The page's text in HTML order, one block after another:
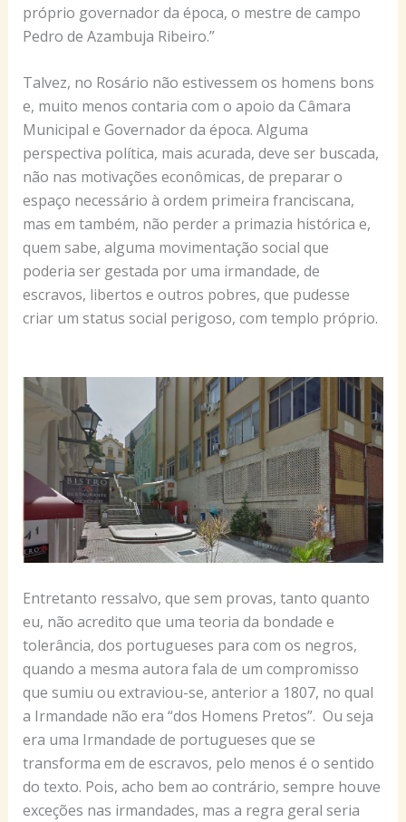
próprio governador da época, o mestre de campo
Pedro de Azambuja Ribeiro.”
Talvez, no Rosário não estivessem os homens bons
e, muito menos contaria com o apoio da Câmara
Municipal e Governador da época. Alguma
perspectiva política, mais acurada, deve ser buscada,
não nas motivações econômicas, de preparar o
espaço necessário à ordem primeira franciscana,
mas em também, não perder a primazia histórica e,
quem sabe, alguma movimentação social que
poderia ser gestada por uma irmandade, de
escravos, libertos e outros pobres, que pudesse
criar um status social perigoso, com templo próprio.
Entretanto ressalvo, que sem provas, tanto quanto
eu, não acredito que uma teoria da bondade e
tolerância, dos portugueses para com os negros,
quando a mesma autora fala de um compromisso
que sumiu ou extraviou-se, anterior a 1807, no qual
a Irmandade não era “dos Homens Pretos”. Ou seja
era uma Irmandade de portugueses que se
transforma em de escravos, pelo menos é o sentido
do texto. Pois, acho bem ao contrário, sempre houve
exceções nas irmandades, mas a regra geral seria